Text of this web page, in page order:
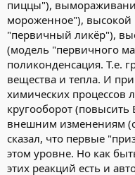
пиццы"),
мороженное"), высокой
"первичный ликёр"),
(модель "первичного
поликонденсация. Т.е.
вещества и тепла. И
химических процессов
кругооборот
внешним изменениям
сказал, что первые
этом уровне. Но как
этих реакций есть и